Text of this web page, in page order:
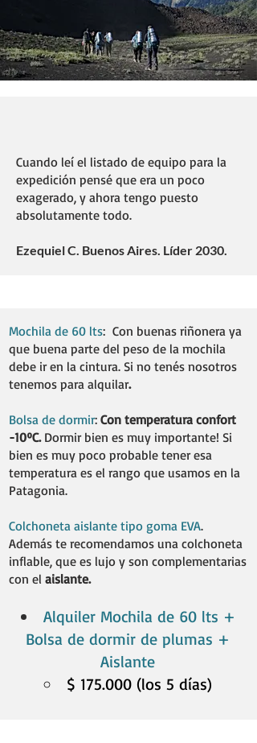
Cuando leí el listado de equipo para la
expedición pensé que era un poco
exagerado, y ahora tengo puesto
absolutamente todo.
Ezequiel C. Buenos Aires. Líder 2030.
Mochila de 60 lts: Con buenas riñonera ya
que buena parte del peso de la mochila
debe ir en la cintura. Si no tenés nosotros
tenemos para alquilar.
Bolsa de dormir: Con temperatura confort
-10ºC. Dormir bien es muy importante! Si
bien es muy poco probable tener esa
temperatura es el rango que usamos en la
Patagonia.
Colchoneta aislante tipo goma EVA.
Además te recomendamos una colchoneta
inflable, que es lujo y son complementarias
con el aislante.
Alquiler Mochila de 60 lts +
Bolsa de dormir de plumas +
Aislante
$ 175.000 (los 5 días)